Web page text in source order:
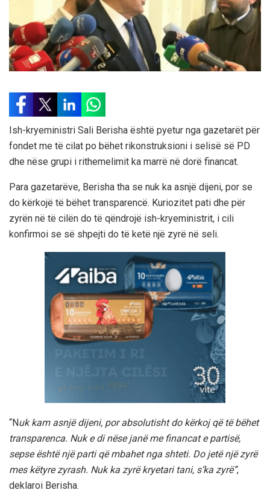
Ish-kryeministri Sali Berisha është pyetur nga gazetarët për
fondet me të cilat po bëhet rikonstruksioni i selisë së PD
dhe nëse grupi i rithemelimit ka marrë në dorë financat.
Para gazetarëve, Berisha tha se nuk ka asnjë dijeni, por se
do kërkojë të bëhet transparencë. Kuriozitet pati dhe për
zyrën në të cilën do të qëndrojë ish-kryeministrit, i cili
konfirmoi se së shpejti do të ketë një zyrë në seli.
“Nuk kam asnjë dijeni, por absolutisht do kërkoj që të bëhet
transparenca. Nuk e di nëse janë me financat e partisë,
sepse është një parti që mbahet nga shteti. Do jetë një zyrë
mes këtyre zyrash. Nuk ka zyrë kryetari tani, s’ka zyrë”,
deklaroi Berisha.